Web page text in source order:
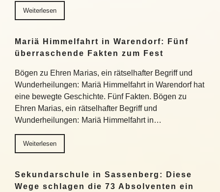
Weiterlesen
Mariä Himmelfahrt in Warendorf: Fünf
überraschende Fakten zum Fest
Bögen zu Ehren Marias, ein rätselhafter Begriff und
Wunderheilungen: Mariä Himmelfahrt in Warendorf hat
eine bewegte Geschichte. Fünf Fakten. Bögen zu
Ehren Marias, ein rätselhafter Begriff und
Wunderheilungen: Mariä Himmelfahrt in…
Weiterlesen
Sekundarschule in Sassenberg: Diese
Wege schlagen die 73 Absolventen ein